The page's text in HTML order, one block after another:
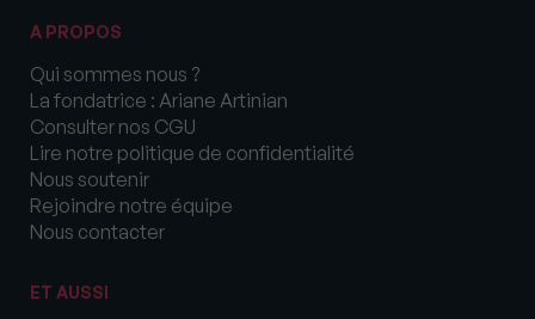
A PROPOS
Qui sommes nous ?
La fondatrice : Ariane Artinian
Consulter nos CGU
Lire notre politique de confidentialité
Nous soutenir
Rejoindre notre équipe
Nous contacter
ET AUSSI